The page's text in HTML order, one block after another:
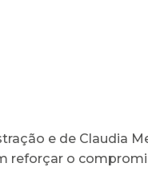
e de Claudia
reforçar o